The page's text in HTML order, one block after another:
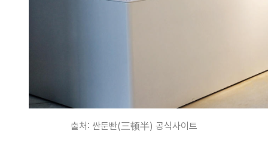
출처: 싼둔빤(三顿半) 공식사이트